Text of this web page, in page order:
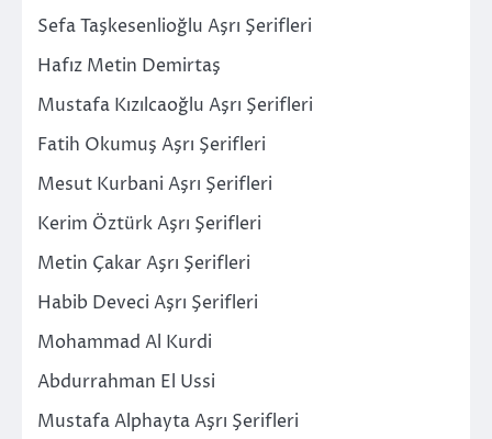
Sefa Taşkesenlioğlu Aşrı Şerifleri
Hafız Metin Demirtaş
Mustafa Kızılcaoğlu Aşrı Şerifleri
Fatih Okumuş Aşrı Şerifleri
Mesut Kurbani Aşrı Şerifleri
Kerim Öztürk Aşrı Şerifleri
Metin Çakar Aşrı Şerifleri
Habib Deveci Aşrı Şerifleri
Mohammad Al Kurdi
Abdurrahman El Ussi
Mustafa Alphayta Aşrı Şerifleri